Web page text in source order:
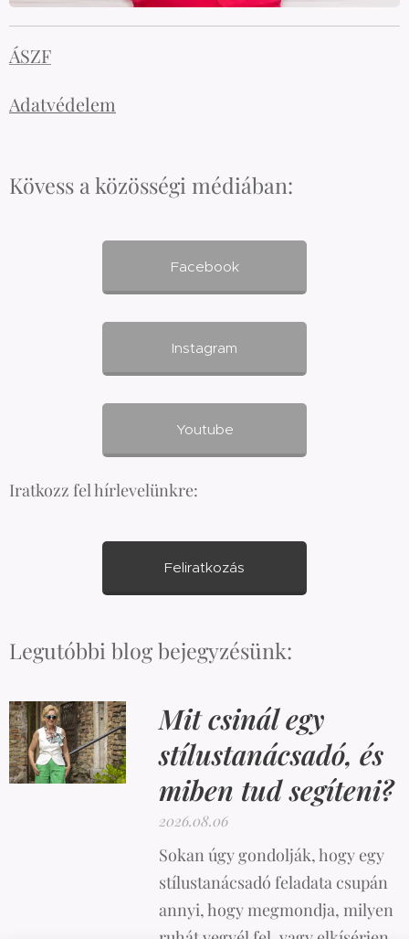
ÁSZF
Adatvédelem
Kövess a közösségi médiában:
Facebook
Instagram
Youtube
Iratkozz fel hírlevelünkre:
Feliratkozás
Legutóbbi blog bejegyzésünk:
Mit csinál egy
stílustanácsadó, és
miben tud segíteni?
2026.08.06
Sokan úgy gondolják, hogy egy
stílustanácsadó feladata csupán
annyi, hogy megmondja, milyen